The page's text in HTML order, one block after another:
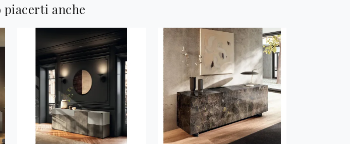
anche